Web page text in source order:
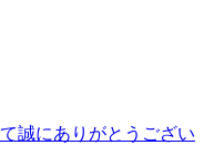
誠にありがとうござい